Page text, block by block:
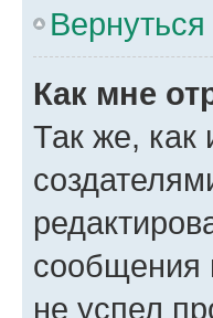
Как мне
Так же, как
сообщения
не успел